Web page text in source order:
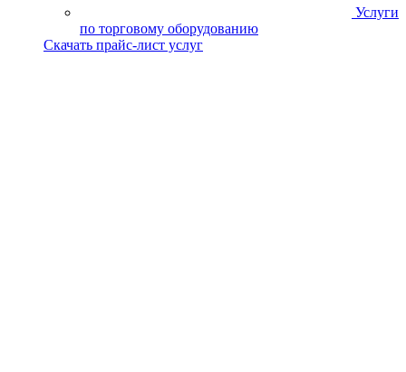
Услуги
по торговому оборудованию
Скачать прайс-лист услуг